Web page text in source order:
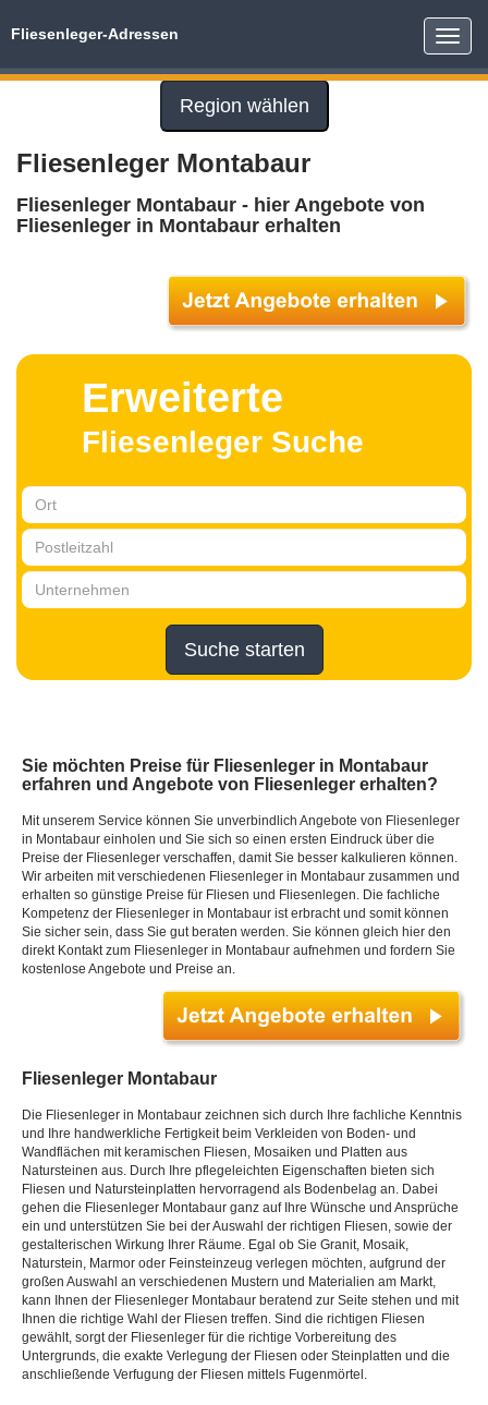
Toggle
Fliesenleger-Adressen
Region wählen
Fliesenleger Montabaur
Fliesenleger Montabaur - hier Angebote von
Fliesenleger in Montabaur erhalten
Erweiterte
Fliesenleger Suche
Suche starten
Sie möchten Preise für Fliesenleger in Montabaur
erfahren und Angebote von Fliesenleger erhalten?
Mit unserem Service können Sie unverbindlich Angebote von Fliesenleger
in Montabaur einholen und Sie sich so einen ersten Eindruck über die
Preise der Fliesenleger verschaffen, damit Sie besser kalkulieren können.
Wir arbeiten mit verschiedenen Fliesenleger in Montabaur zusammen und
erhalten so günstige Preise für Fliesen und Fliesenlegen. Die fachliche
Kompetenz der Fliesenleger in Montabaur ist erbracht und somit können
Sie sicher sein, dass Sie gut beraten werden. Sie können gleich hier den
direkt Kontakt zum Fliesenleger in Montabaur aufnehmen und fordern Sie
kostenlose Angebote und Preise an.
Fliesenleger Montabaur
Die Fliesenleger in Montabaur zeichnen sich durch Ihre fachliche Kenntnis
und Ihre handwerkliche Fertigkeit beim Verkleiden von Boden- und
Wandflächen mit keramischen Fliesen, Mosaiken und Platten aus
Natursteinen aus. Durch Ihre pflegeleichten Eigenschaften bieten sich
Fliesen und Natursteinplatten hervorragend als Bodenbelag an. Dabei
gehen die Fliesenleger Montabaur ganz auf Ihre Wünsche und Ansprüche
ein und unterstützen Sie bei der Auswahl der richtigen Fliesen, sowie der
gestalterischen Wirkung Ihrer Räume. Egal ob Sie Granit, Mosaik,
Naturstein, Marmor oder Feinsteinzeug verlegen möchten, aufgrund der
großen Auswahl an verschiedenen Mustern und Materialien am Markt,
kann Ihnen der Fliesenleger Montabaur beratend zur Seite stehen und mit
Ihnen die richtige Wahl der Fliesen treffen. Sind die richtigen Fliesen
gewählt, sorgt der Fliesenleger für die richtige Vorbereitung des
Untergrunds, die exakte Verlegung der Fliesen oder Steinplatten und die
anschließende Verfugung der Fliesen mittels Fugenmörtel.